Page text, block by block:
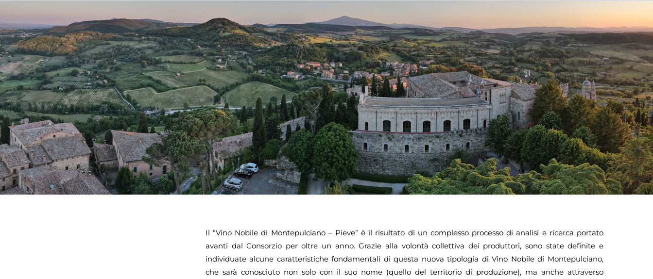
Il “Vino Nobile di Montepulciano – Pieve” è il risultato di un complesso processo di analisi e ricerca portato
avanti dal Consorzio per oltre un anno. Grazie alla volontà collettiva dei produttori, sono state definite e
individuate alcune caratteristiche fondamentali di questa nuova tipologia di Vino Nobile di Montepulciano,
che sarà conosciuto non solo con il suo nome (quello del territorio di produzione), ma anche attraverso